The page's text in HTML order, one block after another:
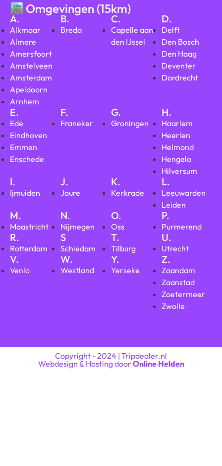
Omgevingen (15km)
A.
Alkmaar
Almere
Amersfoort
Amstelveen
Amsterdam
Apeldoorn
Arnhem
B.
Breda
C.
Capelle aan
den IJssel
D.
Delft
Den Bosch
Den Haag
Deventer
Dordrecht
E.
Ede
Eindhoven
Emmen
Enschede
F.
Franeker
G.
Groningen
H.
Haarlem
Heerlen
Helmond
Hengelo
Hilversum
I.
Ijmuiden
J.
Joure
K.
Kerkrade
L.
Leeuwarden
Leiden
M.
Maastricht
N.
Nijmegen
O.
Oss
P.
Purmerend
R.
Rotterdam
S
Schiedam
T.
Tilburg
U.
Utrecht
V.
Venlo
W.
Westland
Y.
Yerseke
Z.
Zaandam
Zaanstad
Zoetermeer
Zwolle
Copyright - 2024 | Tripdealer.nl
Webdesign & Hosting doorOnline Helden